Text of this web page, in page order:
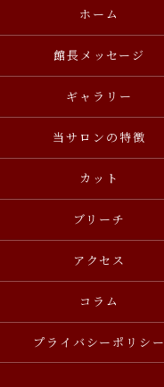
ホーム
館長メッセージ
ギャラリー
当サロンの特徴
カット
ブリーチ
アクセス
コラム
プライバシーポリシー